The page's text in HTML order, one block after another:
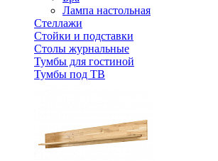
Лампа настольная
Стеллажи
Стойки и подставки
Столы журнальные
Тумбы для гостиной
Тумбы под ТВ